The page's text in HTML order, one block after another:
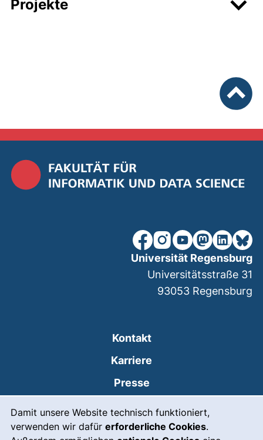
Damit unsere Website technisch funktioniert,
verwenden wir dafür erforderliche Cookies.
Projekte
unsere Facebook-Seite
unsere Instagram-
unsere YouTube-
unsereunsere
Kontakt
Karriere
Presse
Leichte Sprache
Universität Regensburg
Universitätsstraße 31
93053 Regensburg